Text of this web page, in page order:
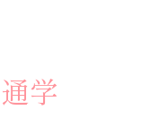
通学